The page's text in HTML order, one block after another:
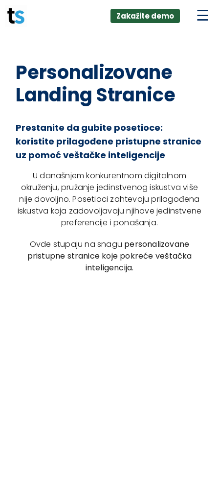
Skip
to
AI +
Zakažite demo
Personalizovane
Landing Stranice
Prestanite da gubite posetioce:
koristite prilagođene pristupne stranice
uz pomoć veštačke inteligencije
U današnjem konkurentnom digitalnom
okruženju, pružanje jedinstvenog iskustva više
nije dovoljno. Posetioci zahtevaju prilagođena
iskustva koja zadovoljavaju njihove jedinstvene
preferencije i ponašanja.
Ovde stupaju na snagu personalizovane
pristupne stranice koje pokreće veštačka
inteligencija.